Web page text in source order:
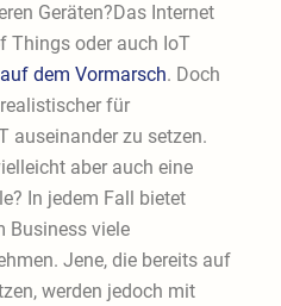
Geräten?Das Internet
Things oder auch IoT
dem Vormarsch. Doch
für
auseinander zu setzen.
aber auch eine
In jedem Fall bietet
Business viele
Jene, die bereits auf
werden jedoch mit